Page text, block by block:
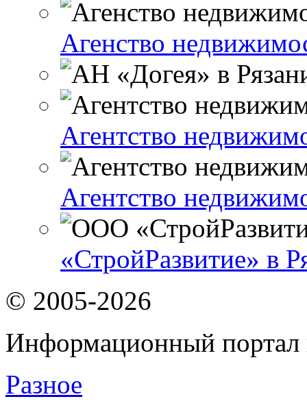
Агенство
Агентство
Агентство
«СтройРазвитие» в
© 2005-2026
Информационный портал
Разное